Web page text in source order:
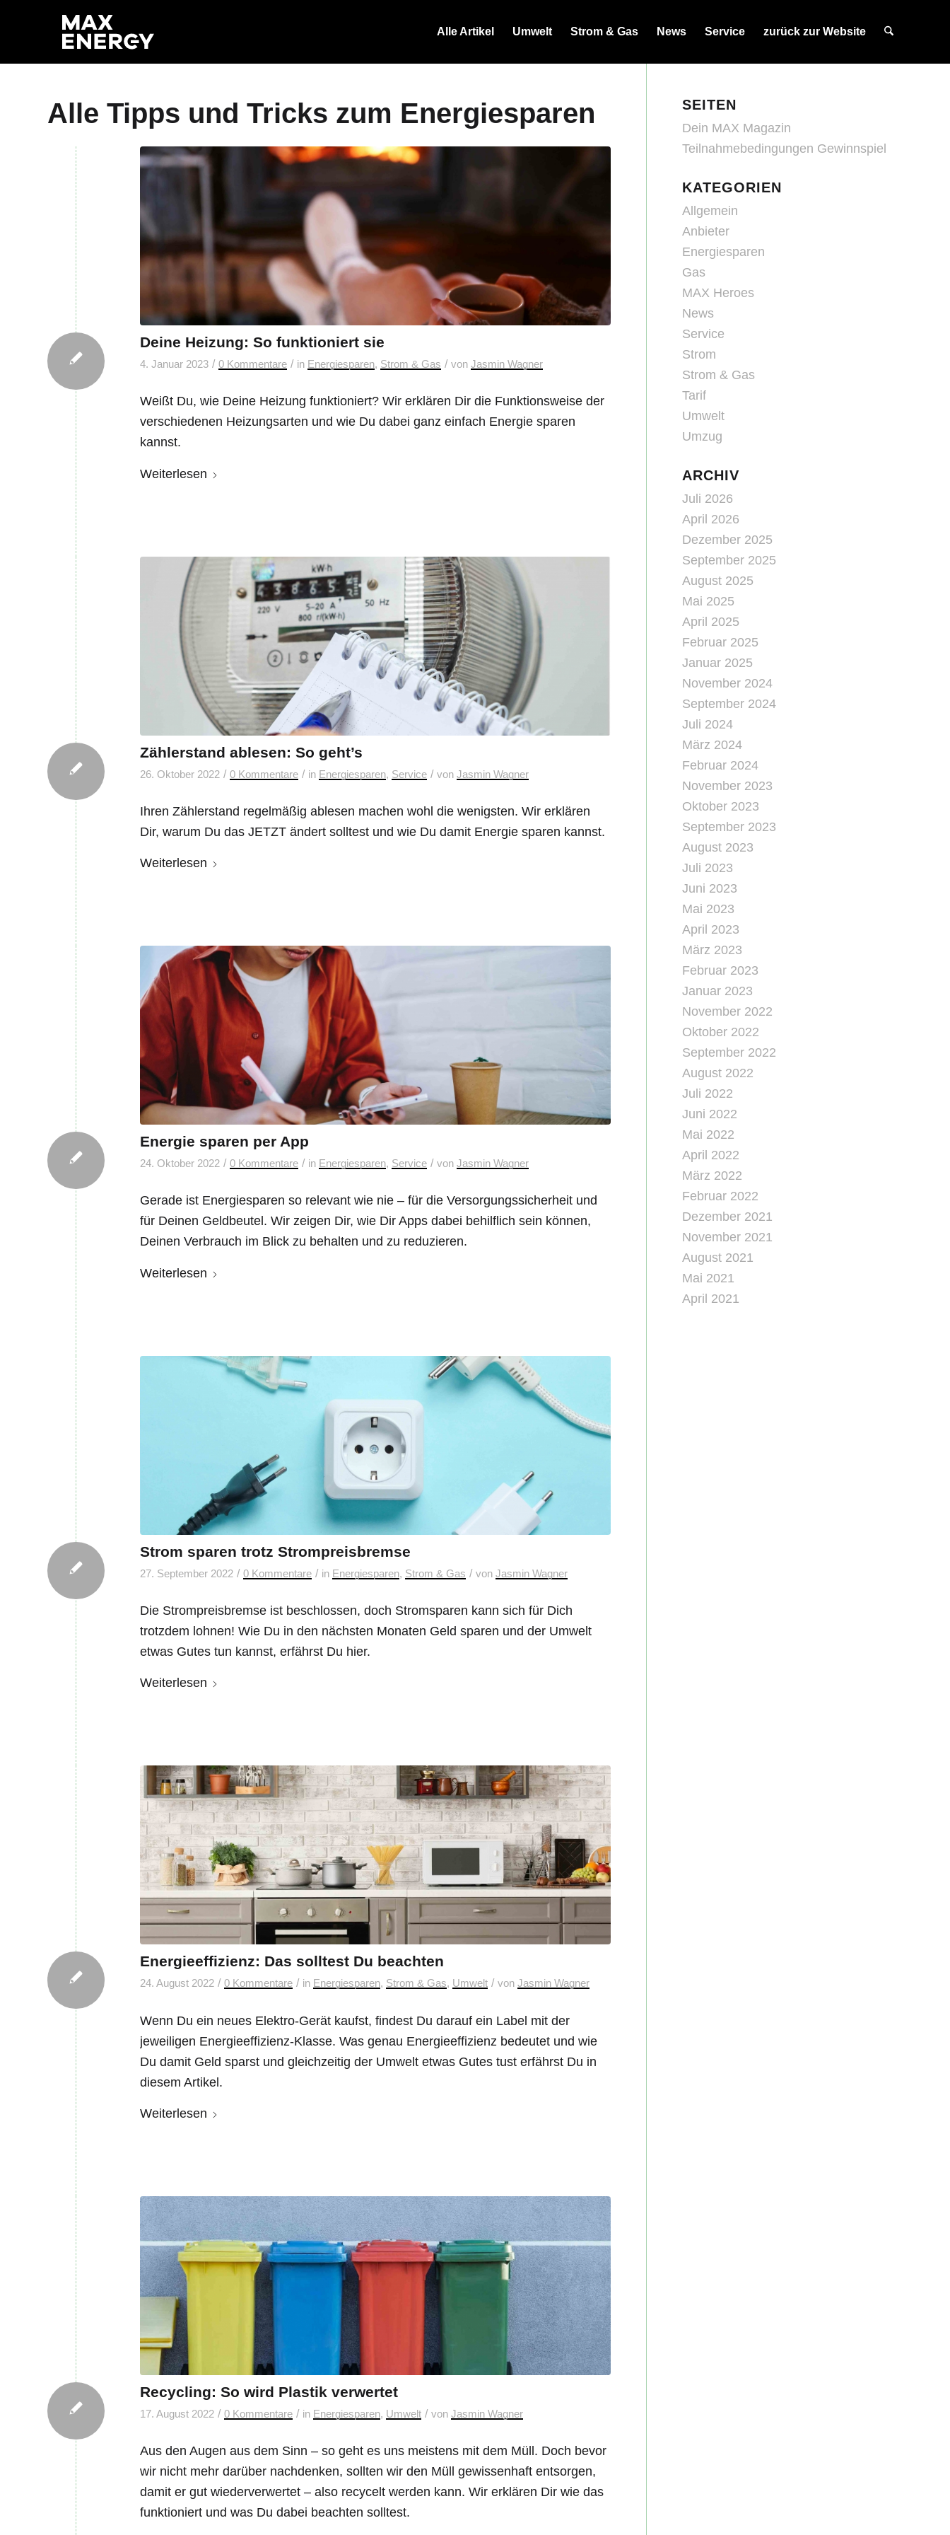
Alle Artikel Umwelt Strom & Gas News Service zurück zur Website
Alle Tipps und Tricks zum Energiesparen
Deine Heizung: So funktioniert sie
4. Januar 2023 / 0 Kommentare / in Energiesparen, Strom & Gas / von Jasmin Wagner
Weißt Du, wie Deine Heizung funktioniert? Wir erklären Dir die Funktionsweise der
verschiedenen Heizungsarten und wie Du dabei ganz einfach Energie sparen
kannst.
Weiterlesen
Zählerstand ablesen: So geht’s
26. Oktober 2022 / 0 Kommentare / in Energiesparen, Service / von Jasmin Wagner
Ihren Zählerstand regelmäßig ablesen machen wohl die wenigsten. Wir erklären
Dir, warum Du das JETZT ändert solltest und wie Du damit Energie sparen kannst.
Weiterlesen
Energie sparen per App
24. Oktober 2022 / 0 Kommentare / in Energiesparen, Service / von Jasmin Wagner
Gerade ist Energiesparen so relevant wie nie – für die Versorgungssicherheit und
für Deinen Geldbeutel. Wir zeigen Dir, wie Dir Apps dabei behilflich sein können,
Deinen Verbrauch im Blick zu behalten und zu reduzieren.
Weiterlesen
Strom sparen trotz Strompreisbremse
27. September 2022 / 0 Kommentare / in Energiesparen, Strom & Gas / von Jasmin Wagner
Die Strompreisbremse ist beschlossen, doch Stromsparen kann sich für Dich
trotzdem lohnen! Wie Du in den nächsten Monaten Geld sparen und der Umwelt
etwas Gutes tun kannst, erfährst Du hier.
Weiterlesen
Energieeffizienz: Das solltest Du beachten
24. August 2022 / 0 Kommentare / in Energiesparen, Strom & Gas, Umwelt / von Jasmin Wagner
Wenn Du ein neues Elektro-Gerät kaufst, findest Du darauf ein Label mit der
jeweiligen Energieeffizienz-Klasse. Was genau Energieeffizienz bedeutet und wie
Du damit Geld sparst und gleichzeitig der Umwelt etwas Gutes tust erfährst Du in
diesem Artikel.
Weiterlesen
Recycling: So wird Plastik verwertet
17. August 2022 / 0 Kommentare / in Energiesparen, Umwelt / von Jasmin Wagner
Aus den Augen aus dem Sinn – so geht es uns meistens mit dem Müll. Doch bevor
wir nicht mehr darüber nachdenken, sollten wir den Müll gewissenhaft entsorgen,
damit er gut wiederverwertet – also recycelt werden kann. Wir erklären Dir wie das
funktioniert und was Du dabei beachten solltest.
SEITEN
Dein MAX Magazin
Teilnahmebedingungen Gewinnspiel
KATEGORIEN
Allgemein
Anbieter
Energiesparen
Gas
MAX Heroes
News
Service
Strom
Strom & Gas
Tarif
Umwelt
Umzug
ARCHIV
Juli 2026
April 2026
Dezember 2025
September 2025
August 2025
Mai 2025
April 2025
Februar 2025
Januar 2025
November 2024
September 2024
Juli 2024
März 2024
Februar 2024
November 2023
Oktober 2023
September 2023
August 2023
Juli 2023
Juni 2023
Mai 2023
April 2023
März 2023
Februar 2023
Januar 2023
November 2022
Oktober 2022
September 2022
August 2022
Juli 2022
Juni 2022
Mai 2022
April 2022
März 2022
Februar 2022
Dezember 2021
November 2021
August 2021
Mai 2021
April 2021